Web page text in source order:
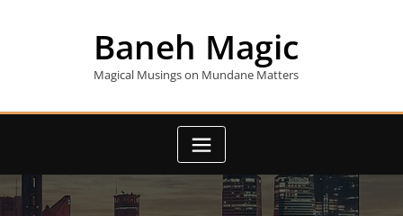
Baneh Magic
Magical Musings on Mundane Matters